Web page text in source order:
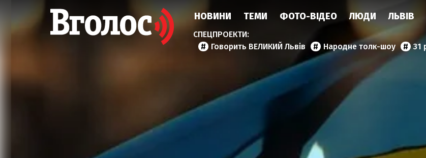
НОВИНИ ТЕМИ ФОТО-ВІДЕО ЛЮДИ ЛЬВІВ
Говорить ВЕЛИКИЙ Львів Народне толк-шоу 31